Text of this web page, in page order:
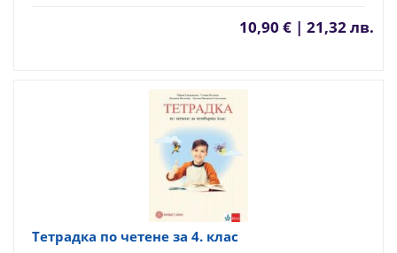
10,90 € | 21,32 лв.
Тетрадка по четене за 4. клас